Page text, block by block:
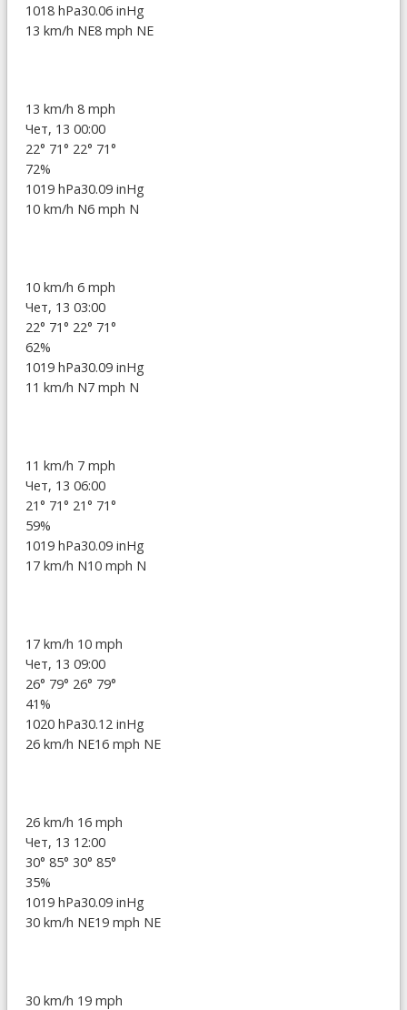
1018 hPa30.06 inHg
13 km/h NE8 mph NE
13 km/h 8 mph
Чет, 13 00:00
22° 71° 22° 71°
72%
1019 hPa30.09 inHg
10 km/h N6 mph N
10 km/h 6 mph
Чет, 13 03:00
22° 71° 22° 71°
62%
1019 hPa30.09 inHg
11 km/h N7 mph N
11 km/h 7 mph
Чет, 13 06:00
21° 71° 21° 71°
59%
1019 hPa30.09 inHg
17 km/h N10 mph N
17 km/h 10 mph
Чет, 13 09:00
26° 79° 26° 79°
41%
1020 hPa30.12 inHg
26 km/h NE16 mph NE
26 km/h 16 mph
Чет, 13 12:00
30° 85° 30° 85°
35%
1019 hPa30.09 inHg
30 km/h NE19 mph NE
30 km/h 19 mph